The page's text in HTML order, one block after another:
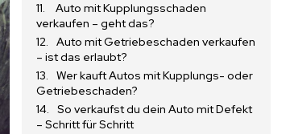
Auto mit Kupplungsschaden
verkaufen – geht das?
Auto mit Getriebeschaden verkaufen
– ist das erlaubt?
Wer kauft Autos mit Kupplungs- oder
Getriebeschaden?
So verkaufst du dein Auto mit Defekt
– Schritt für Schritt